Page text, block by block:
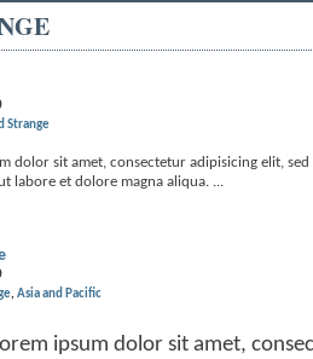
Strange
dolor sit amet, consectetur adipisicing elit,
labore et dolore magna aliqua. ...
Asia and Pacific
ipsum dolor sit amet,